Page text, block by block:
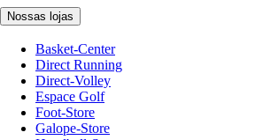
Nossas lojas
Basket-Center
Direct Running
Direct-Volley
Espace Golf
Foot-Store
Galope-Store